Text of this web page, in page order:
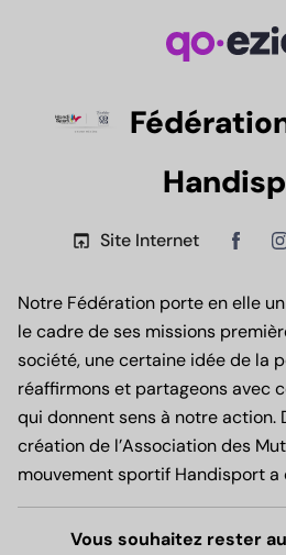
open_in_browser Site Internet
Notre Fédération porte en elle
le cadre de ses missions
société, une certaine idée de la
réaffirmons et partageons avec
qui donnent sens à notre action.
création de l’Association des
mouvement sportif Handisport a
Vous souhaitez rester